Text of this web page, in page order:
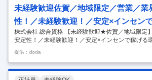
に加え、新規顧客の開拓業務として建設・不動産
自治体や建築系の大学・専門学校に対して各種ガ
提案…
未経験歓迎佐賀／地域限定／営業／業
性！／未経験歓迎！／安定×インセン
株式会社 総合資格 【未経験歓迎★佐賀／地域限定
安定性！／未経験歓迎！／安定×インセンで稼げる
【未経験歓迎★佐賀／地域限定】営業※業界トップ
歓迎！／安定×インセンで稼げる環境 【具体的な仕
実績抜群／建築業界必須資格の取得講座で顧客ニ
ア／インセン＋固定給で【稼ぐ＋安定】を両立／
提供：doda